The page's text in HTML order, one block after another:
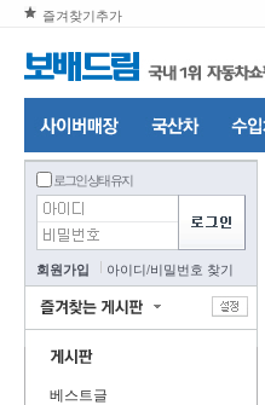
즐겨찾기추가
로그인 상태 유지
회원가입 아이디/비밀번호 찾기
베스트글